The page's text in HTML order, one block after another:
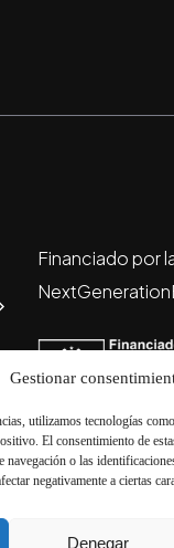
Gestionar
utilizamos tecnologías
El consentimiento de
navegación o las
negativamente a ciertas
Denegar
Financiado por